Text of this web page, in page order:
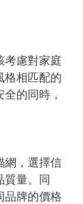
考慮對家庭
格相匹配的
的同時，
網，選擇信
質量。同
品牌的價格